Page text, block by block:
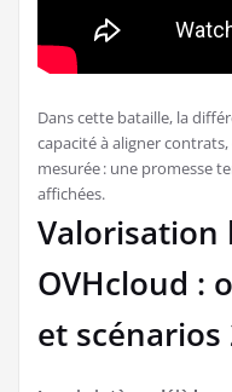
Dans cette bataille, la
capacité à aligner
mesurée : une promesse
affichées.
Valorisation
OVHcloud :
et scénarios